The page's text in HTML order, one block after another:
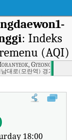
: Indeks
(AQI)
si, Gyeonggi
Gyeonggi
남대로(모란역) 경기
si, Gyeonggi:
18:00